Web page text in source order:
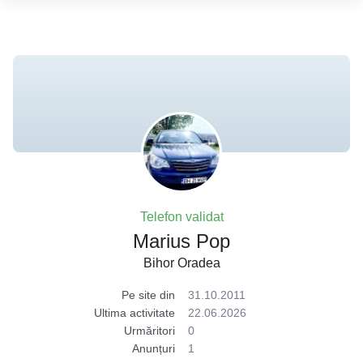
Telefon validat
Marius Pop
Bihor Oradea
Pe site din
31.10.2011
Ultima activitate
22.06.2026
Urmăritori
0
Anunțuri
1